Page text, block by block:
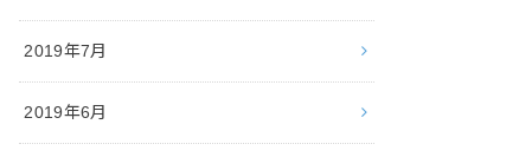
2019年7月
2019年6月